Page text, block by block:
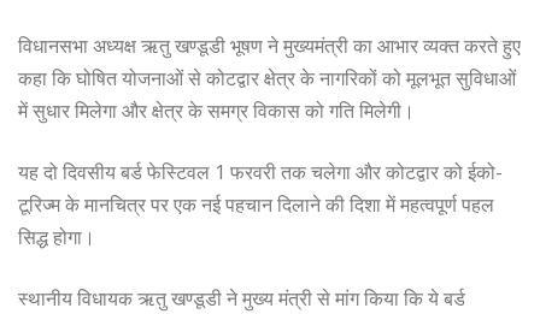
विधानसभा अध्यक्ष ऋतु खण्डूडी भूषण ने मुख्यमंत्री का आभार व्यक्त करते हुए
कहा कि घोषित योजनाओं से कोटद्वार क्षेत्र के नागरिकों को मूलभूत सुविधाओं
में सुधार मिलेगा और क्षेत्र के समग्र विकास को गति मिलेगी।
यह दो दिवसीय बर्ड फेस्टिवल 1 फरवरी तक चलेगा और कोटद्वार को ईको-
टूरिज्म के मानचित्र पर एक नई पहचान दिलाने की दिशा में महत्वपूर्ण पहल
सिद्ध होगा।
स्थानीय विधायक ऋतु खण्डूडी ने मुख्य मंत्री से मांग किया कि ये बर्ड